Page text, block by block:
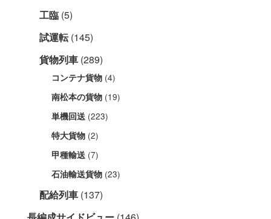
工臨 (5)
試運転(145)
貨物列車 (289)
コンテナ貨物 (4)
南松本の貨物 (19)
単機回送 (223)
特大貨物 (2)
甲種輸送 (7)
石油輸送貨物 (23)
配給列車 (137)